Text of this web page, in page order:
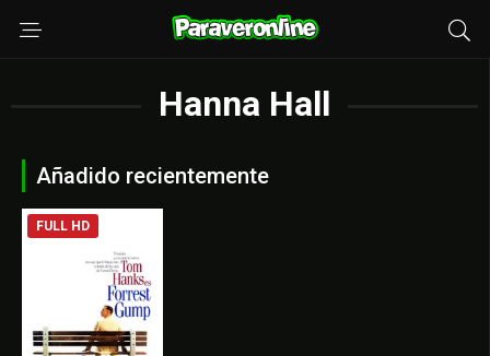
Hanna Hall
Añadido recientemente
FULL HD